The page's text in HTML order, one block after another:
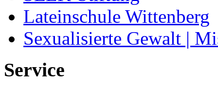
Lateinschule Wittenberg
Sexualisierte Gewalt |
Service